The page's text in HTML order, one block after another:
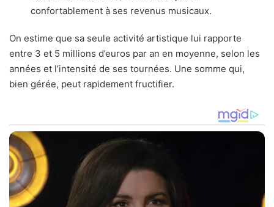
confortablement à ses revenus musicaux.
On estime que sa seule activité artistique lui rapporte
entre 3 et 5 millions d’euros par an en moyenne, selon les
années et l’intensité de ses tournées. Une somme qui,
bien gérée, peut rapidement fructifier.